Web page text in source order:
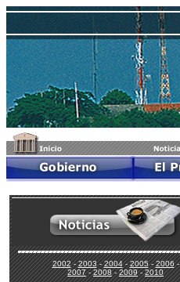
2002-2003-2004-2005-2006-
2007-2008-2009-2010